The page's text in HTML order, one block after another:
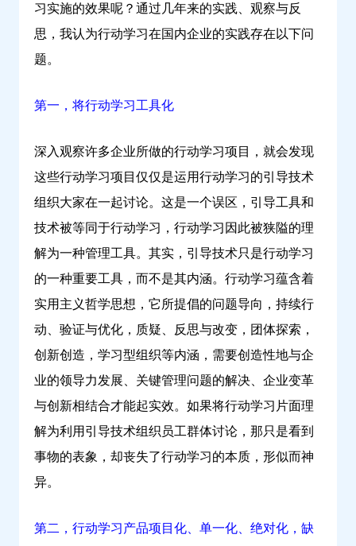
习实施的效果呢？通过几年来的实践、观察与反
思，我认为行动学习在国内企业的实践存在以下问
题。
第一，将行动学习工具化
深入观察许多企业所做的行动学习项目，就会发现
这些行动学习项目仅仅是运用行动学习的引导技术
组织大家在一起讨论。这是一个误区，引导工具和
技术被等同于行动学习，行动学习因此被狭隘的理
解为一种管理工具。其实，引导技术只是行动学习
的一种重要工具，而不是其内涵。行动学习蕴含着
实用主义哲学思想，它所提倡的问题导向，持续行
动、验证与优化，质疑、反思与改变，团体探索，
创新创造，学习型组织等内涵，需要创造性地与企
业的领导力发展、关键管理问题的解决、企业变革
与创新相结合才能起实效。如果将行动学习片面理
解为利用引导技术组织员工群体讨论，那只是看到
事物的表象，却丧失了行动学习的本质，形似而神
异。
第二，行动学习产品项目化、单一化、绝对化，缺